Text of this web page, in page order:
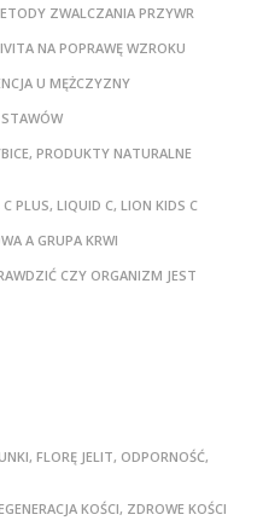
ZWALCZANIA PRZYWR
NA POPRAWĘ WZROKU
U MĘŻCZYZNY
PRODUKTY NATURALNE
PLUS, LIQUID C, LION KIDS C
A GRUPA KRWI
CZY ORGANIZM JEST
FLORĘ JELIT, ODPORNOŚĆ,
KOŚCI, ZDROWE KOŚCI